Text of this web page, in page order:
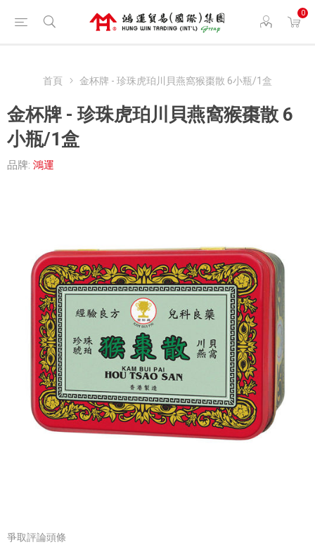
0
首頁 金杯牌 - 珍珠虎珀川貝燕窩猴棗散 6小瓶/1盒
金杯牌 - 珍珠虎珀川貝燕窩猴棗散 6
小瓶/1盒
品牌: 鴻運
爭取評論頭條